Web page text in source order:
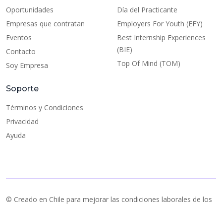
Oportunidades
Empresas que contratan
Eventos
Contacto
Soy Empresa
Día del Practicante
Employers For Youth (EFY)
Best Internship Experiences
(BIE)
Top Of Mind (TOM)
Soporte
Términos y Condiciones
Privacidad
Ayuda
© Creado en Chile para mejorar las condiciones laborales de los